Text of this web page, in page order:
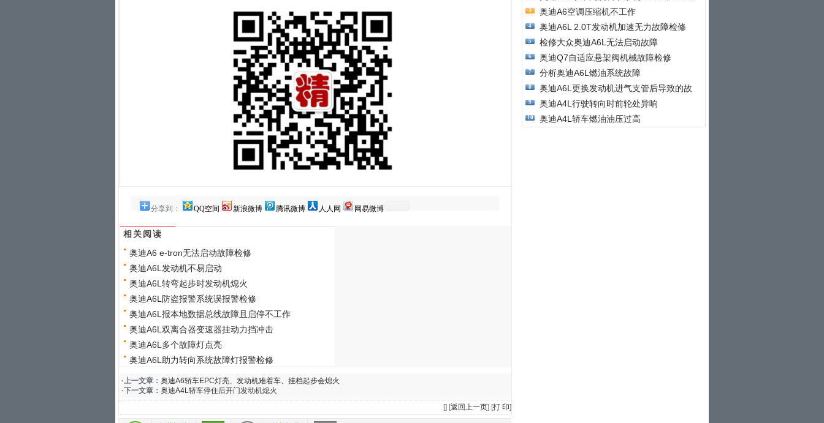
分享到： QQ空间 新浪微博 腾讯微博 人人网 网易微博
相关阅读
奥迪A6 e-tron无法启动故障检修
奥迪A6L发动机不易启动
奥迪A6L转弯起步时发动机熄火
奥迪A6L防盗报警系统误报警检修
奥迪A6L报本地数据总线故障且启停不工作
奥迪A6L双离合器变速器挂动力挡冲击
奥迪A6L多个故障灯点亮
奥迪A6L助力转向系统故障灯报警检修
·上一文章： 奥迪A6轿车EPC灯亮、发动机难着车、挂档起步会熄火
·下一文章： 奥迪A4L轿车停住后开门发动机熄火
[] [返回上一页] [打 印]
3 奥迪A6空调压缩机不工作
4 奥迪A6L 2.0T发动机加速无力故障检修
5 检修大众奥迪A6L无法启动故障
6 奥迪Q7自适应悬架阀机械故障检修
7 分析奥迪A6L燃油系统故障
8 奥迪A6L更换发动机进气支管后导致的故
9 奥迪A4L行驶转向时前轮处异响
10 奥迪A4L轿车燃油油压过高